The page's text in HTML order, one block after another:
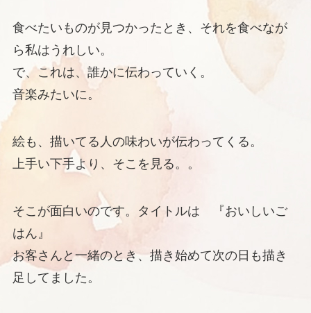
食べたいものが見つかったとき、それを食べなが
ら私はうれしい。
で、これは、誰かに伝わっていく。
音楽みたいに。
絵も、描いてる人の味わいが伝わってくる。
上手い下手より、そこを見る。。
そこが面白いのです。タイトルは 『おいしいご
はん』
お客さんと一緒のとき、描き始めて次の日も描き
足してました。